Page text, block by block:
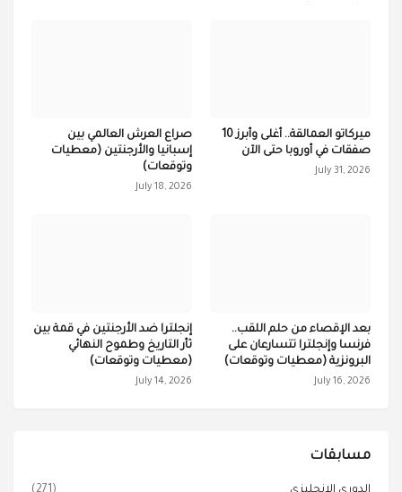
ميركاتو العمالقة.. أغلى وأبرز 10
صفقات في أوروبا حتى الآن
July 31, 2026
صراع العرش العالمي بين
إسبانيا والأرجنتين (معطيات
وتوقعات)
July 18, 2026
بعد الإقصاء من حلم اللقب..
فرنسا وإنجلترا تتسارعان على
البرونزية (معطيات وتوقعات)
July 16, 2026
إنجلترا ضد الأرجنتين في قمة بين
ثأر التاريخ وطموح النهائي
(معطيات وتوقعات)
July 14, 2026
مسابقات